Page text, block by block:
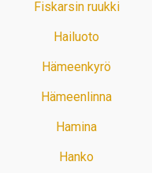
Fiskarsin ruukki
Hailuoto
Hämeenkyrö
Hämeenlinna
Hamina
Hanko